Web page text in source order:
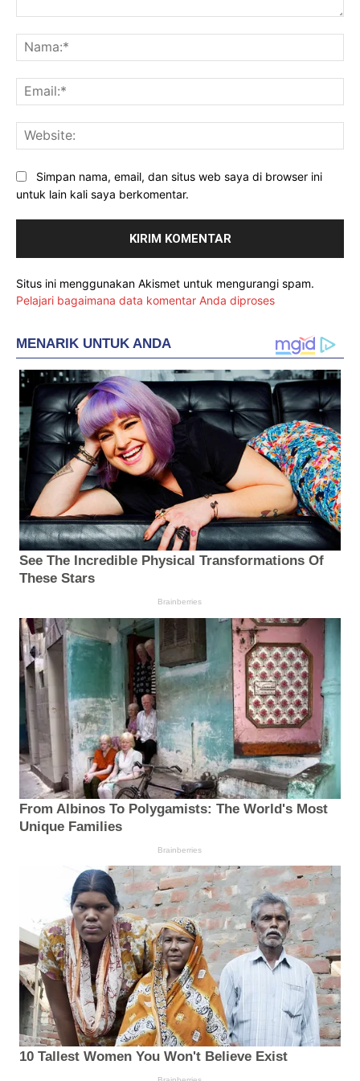
Simpan nama, email, dan situs web saya di browser ini
untuk lain kali saya berkomentar.
Situs ini menggunakan Akismet untuk mengurangi spam.
Pelajari bagaimana data komentar Anda diproses